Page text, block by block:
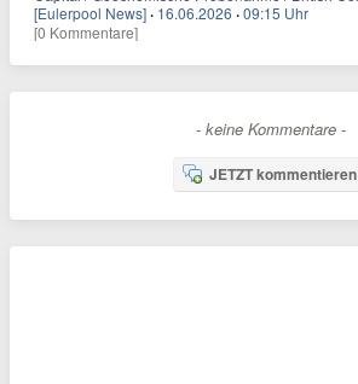
[Eulerpool News] · 16.06.2026 ·09:15 Uhr
[0 Kommentare]
- keine Kommentare -
JETZT kommentieren